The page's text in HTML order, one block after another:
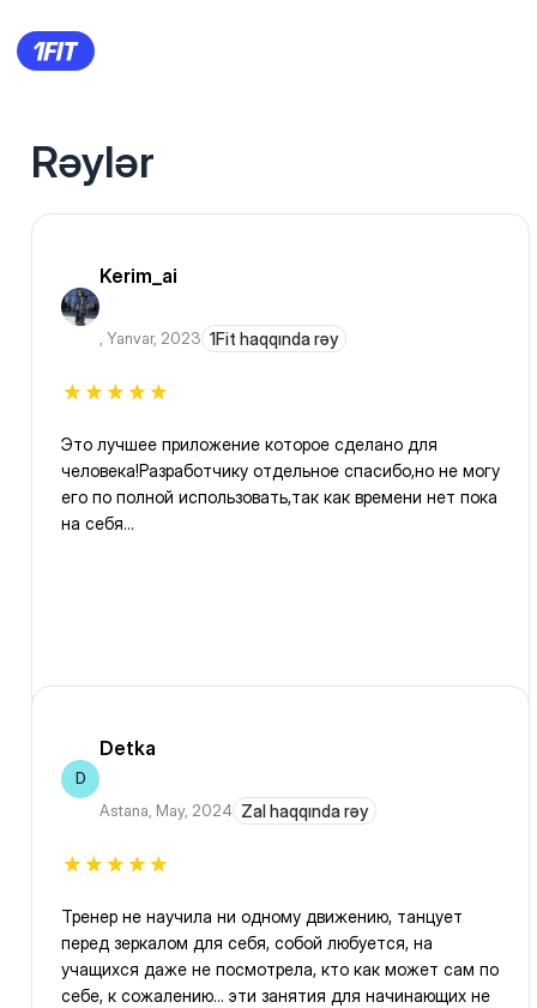
Rəylər
Kerim_ai
, Yanvar, 2023 1Fit haqqında rəy
Это лучшее приложение которое сделано для
человека!Разработчику отдельное спасибо,но не могу
его по полной использовать,так как времени нет пока
на себя...
D
Detka
Astana, May, 2024 Zal haqqında rəy
Тренер не научила ни одному движению, танцует
перед зеркалом для себя, собой любуется, на
учащихся даже не посмотрела, кто как может сам по
себе, к сожалению... эти занятия для начинающих не